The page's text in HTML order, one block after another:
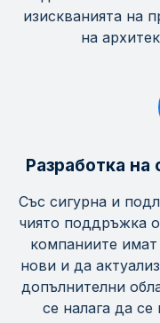
изискванията на
на
Разработка
Със сигурна и
чиято поддръжка
компаниите
нови и да
допълнителни
се налага да